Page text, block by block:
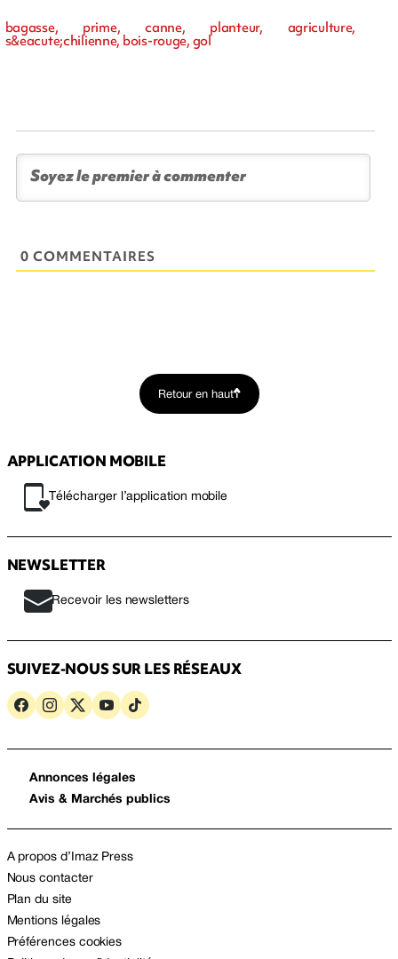
bagasse, prime, canne, planteur, agriculture,
s&eacute;chilienne, bois-rouge, gol
0 COMMENTAIRES
Retour en haut
APPLICATION MOBILE
Télécharger l’application mobile
NEWSLETTER
Recevoir les newsletters
SUIVEZ-NOUS SUR LES RÉSEAUX
Annonces légales
Avis & Marchés publics
A propos d’Imaz Press
Nous contacter
Plan du site
Mentions légales
Préférences cookies